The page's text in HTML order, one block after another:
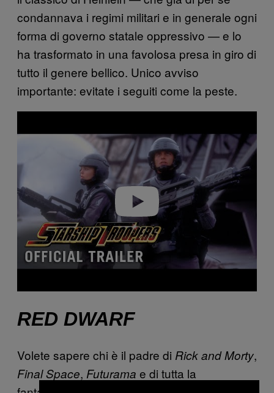
condannava i regimi militari e in generale ogni
forma di governo statale oppressivo — e lo
ha trasformato in una favolosa presa in giro di
tutto il genere bellico. Unico avviso
importante: evitate i seguiti come la peste.
a
o
RED DWARF
Volete sapere chi è il padre di Rick and Morty,
Final Space, Futurama e di tutta la